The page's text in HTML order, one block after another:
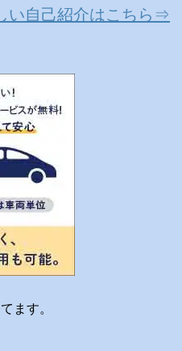
い自己紹介はこちら⇒
ます。